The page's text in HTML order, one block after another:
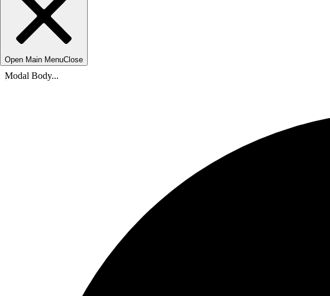
Open Main MenuClose
Modal Body...